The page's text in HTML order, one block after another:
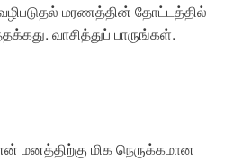
மரணத்தின் தோட்டத்தில்
வாசித்துப் பாருங்கள்.
மனத்திற்கு மிக நெருக்கமான